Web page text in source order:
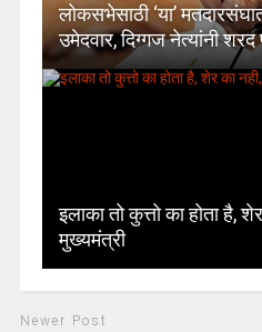
लोकसभेसाठी ‘या’
उमेदवार, दिग्गज नेत्यांनी शरद
इलाका तो कुत्तो का होता है,
मुख्यमंत्री
Newer Post